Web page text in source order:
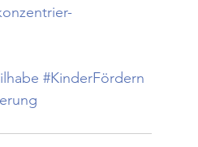
#KinderFördern